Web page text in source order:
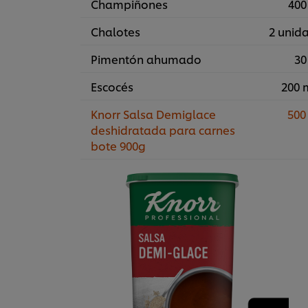
Champiñones
Chalotes
2
Pimentón ahumado
Escocés
200
Knorr Salsa Demiglace
deshidratada para carnes
bote 900g